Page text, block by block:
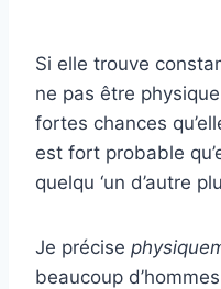
Si elle trouve
ne pas être
fortes chances
est fort probable
quelqu ‘un d’autre
Je précise
beaucoup